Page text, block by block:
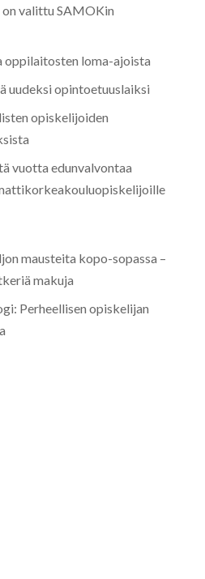
valittu SAMOKin
oppilaitosten loma-ajoista
uudeksi opintoetuuslaiksi
opiskelijoiden
vuotta edunvalvontaa
mausteita kopo-sopassa –
makuja
Perheellisen opiskelijan